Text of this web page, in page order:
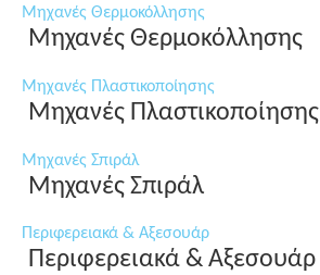
Μηχανές Θερμοκόλλησης
Μηχανές Θερμοκόλλησης
Μηχανές Πλαστικοποίησης
Μηχανές Πλαστικοποίησης
Μηχανές Σπιράλ
Μηχανές Σπιράλ
Περιφερειακά & Αξεσουάρ
Περιφερειακά & Αξεσουάρ